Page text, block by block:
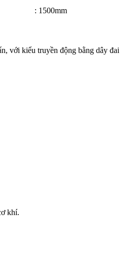
: 1500mm
với kiểu truyền động bằng dây đai
khí.